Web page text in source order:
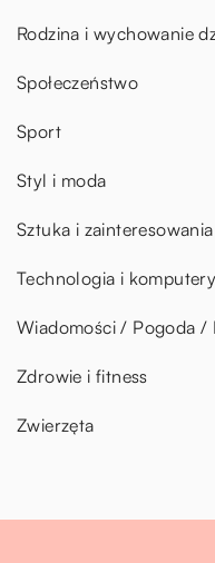
Rodzina i wychowanie
Społeczeństwo
Sport
Styl i moda
Sztuka i zainteresowania
Technologia i komputery
Wiadomości / Pogoda /
Zdrowie i fitness
Zwierzęta